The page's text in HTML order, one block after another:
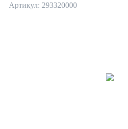
Артикул: 293320000